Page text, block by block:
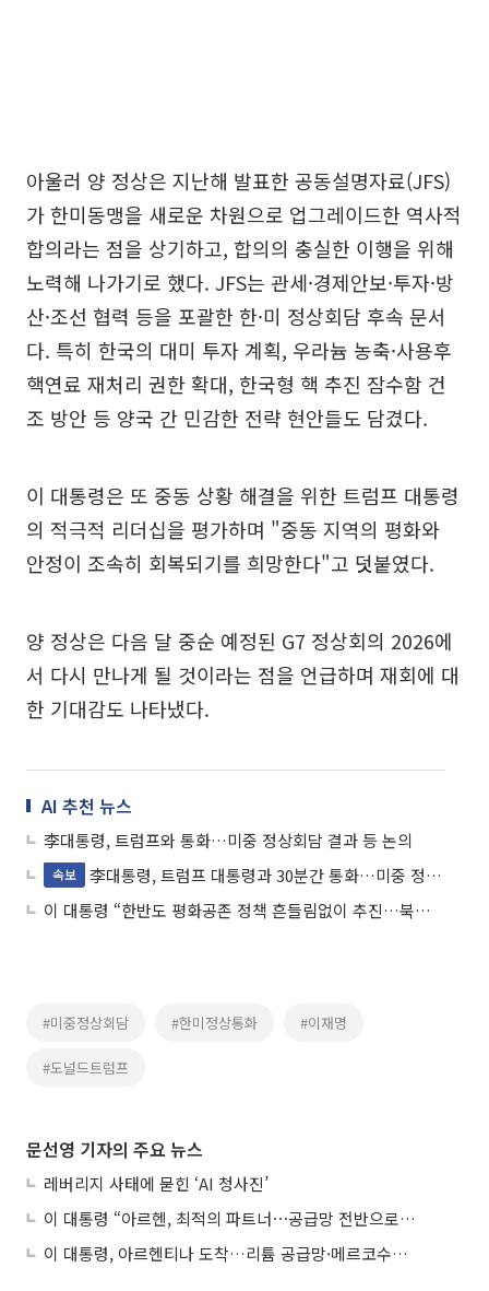
아울러 양 정상은 지난해 발표한 공동설명자료(JFS)
가 한미동맹을 새로운 차원으로 업그레이드한 역사적
합의라는 점을 상기하고, 합의의 충실한 이행을 위해
노력해 나가기로 했다. JFS는 관세·경제안보·투자·방
산·조선 협력 등을 포괄한 한·미 정상회담 후속 문서
다. 특히 한국의 대미 투자 계획, 우라늄 농축·사용후
핵연료 재처리 권한 확대, 한국형 핵 추진 잠수함 건
조 방안 등 양국 간 민감한 전략 현안들도 담겼다.
이 대통령은 또 중동 상황 해결을 위한 트럼프 대통령
의 적극적 리더십을 평가하며 "중동 지역의 평화와
안정이 조속히 회복되기를 희망한다"고 덧붙였다.
양 정상은 다음 달 중순 예정된 G7 정상회의 2026에
서 다시 만나게 될 것이라는 점을 언급하며 재회에 대
한 기대감도 나타냈다.
AI 추천 뉴스
李대통령, 트럼프와 통화…미중 정상회담 결과 등 논의
속보
李대통령, 트럼프 대통령과 30분간 통화…미중 정상회담 결과 등 공유
이 대통령 “한반도 평화공존 정책 흔들림없이 추진…북측 호응 기대”
#미중정상회담 #한미정상통화 #이재명
#도널드트럼프
문선영 기자의 주요 뉴스
레버리지 사태에 묻힌 ‘AI 청사진’
이 대통령 “아르헨, 최적의 파트너⋯공급망 전반으로 확대”
이 대통령, 아르헨티나 도착…리튬 공급망·메르코수르 협력 논의